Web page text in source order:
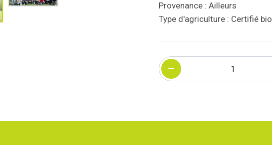
Provenance : Ailleurs
Type d'agriculture : Certifié bio
Quantité